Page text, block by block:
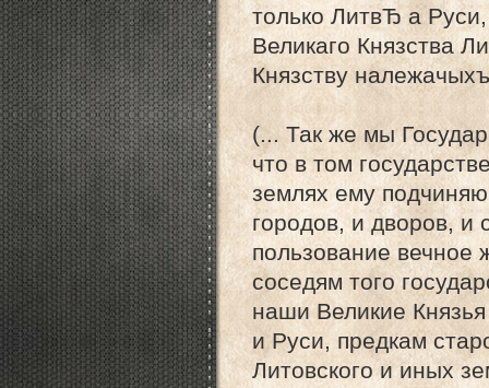
только ЛитвЂ а
Великаго Князства
Князству
(... Так же мы
что в том
землях ему
городов, и дворов, и
пользование вечное
соседям того
наши Великие
и Руси, предкам
Литовского и иных